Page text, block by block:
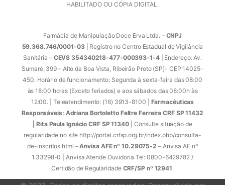
HABILITADO OU CÓPIA DIGITAL.
Farmácia de Manipulação Doce Erva Ltda. – CNPJ
59.368.746/0001-03| Registro no Centro Estadual de Vigilância
Sanitária –CEVS 354340218-477-000393-1-4| Endereço: Av.
Sumaré, 399 – Alto da Boa Vista, Ribeirão Preto (SP)- CEP 14025-
450. Horário de funcionamento: Segunda à sexta-feira das 08:00
às 18:00 horas (Exceto feriados) e aos sábados das 08:00h às
12:00. | Teleatendimento: (16) 3913-8100 | Farmacêuticas
Responsáveis: Adriana Bortoletto Feltre Ferreira CRF SP 11432
| Rita Paula Ignácio CRF SP 11340 | Consulte situação de
regularidade no site http://portal.crfsp.org.br/index.php/consulta-
de-inscritos.html –Anvisa AFE nº 10.29075-2 – Anvisa AE nº
1.33298-0 | Anvisa Atende Ouvidoria Tel: 0800-6429782 /
Certidão de Regularidade CRF/SP nº 12941.